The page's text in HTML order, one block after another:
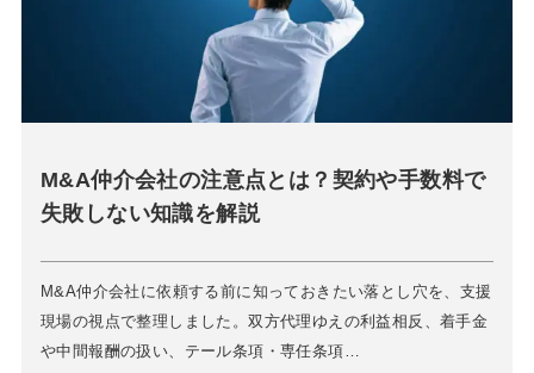
M&A仲介会社の注意点とは？契約や手数料で
失敗しない知識を解説
M&A仲介会社に依頼する前に知っておきたい落とし穴を、支援
現場の視点で整理しました。双方代理ゆえの利益相反、着手金
や中間報酬の扱い、テール条項・専任条項…